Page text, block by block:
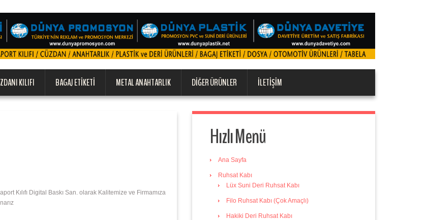
KILIFI BAGAJ ETIKETI METAL ANAHTARLIK DIĞER ÜRÜNLER İLETIŞIM
Kılıfı Digital Baskı San. olarak Kalitemize ve Firmamıza
Hızlı Menü
Ana Sayfa
Ruhsat Kabı
Lüx Suni Deri Ruhsat Kabı
Filo Ruhsat Kabı (Çok Amaçlı)
Hakiki Deri Ruhsat Kabı